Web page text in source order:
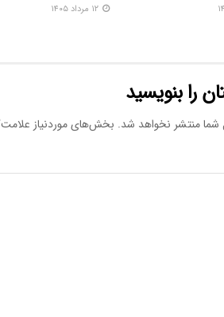
را بنویسید
شما منتشر نخواهد شد. بخش‌های موردنیاز